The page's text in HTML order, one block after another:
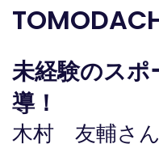
未経験のス
導！
木村 友輔さん